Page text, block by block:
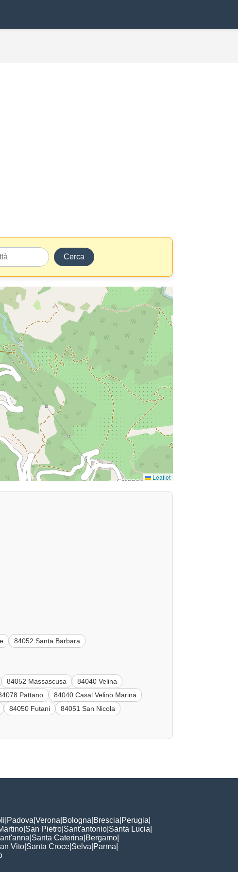
Cerca
Leaflet
84052 Santa Barbara
84052 Massascusa
84040 Velina
Pattano
84040 Casal Velino Marina
84050 Futani
84051 San Nicola
Padova Verona Bologna Brescia Perugia
San Pietro Sant'antonio Santa Lucia
Santa Caterina Bergamo
Vito Santa Croce Selva Parma